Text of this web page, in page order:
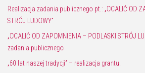
Realizacja zadania publicznego pt.: „OCALIĆ OD
STRÓJ LUDOWY”
„OCALIĆ OD ZAPOMNIENIA – PODLASKI STRÓJ
zadania publicznego
„60 lat naszej tradycji” – realizacja grantu.